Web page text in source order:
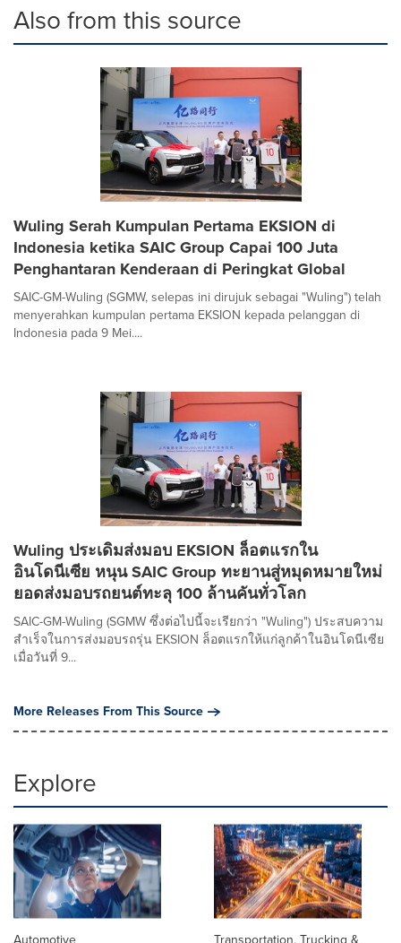
Also from this source
Wuling Serah Kumpulan Pertama EKSION di
Indonesia ketika SAIC Group Capai 100 Juta
Penghantaran Kenderaan di Peringkat Global
SAIC-GM-Wuling (SGMW, selepas ini dirujuk sebagai "Wuling") telah
menyerahkan kumpulan pertama EKSION kepada pelanggan di
Indonesia pada 9 Mei....
Wuling ประเดิมส่งมอบ EKSION ล็อตแรกใน
อินโดนีเซีย หนุน SAIC Group ทะยานสู่หมุดหมายใหม่
ยอดส่งมอบรถยนต์ทะลุ 100 ล้านคันทั่วโลก
SAIC-GM-Wuling (SGMW ซึ่งต่อไปนี้จะเรียกว่า "Wuling") ประสบความ
สำเร็จในการส่งมอบรถรุ่น EKSION ล็อตแรกให้แก่ลูกค้าในอินโดนีเซีย
เมื่อวันที่ 9...
More Releases From This Source
Explore